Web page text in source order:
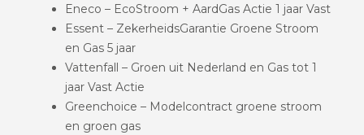
Eneco – EcoStroom + AardGas Actie 1 jaar Vast
Essent – ZekerheidsGarantie Groene Stroom
en Gas 5 jaar
Vattenfall – Groen uit Nederland en Gas tot 1
jaar Vast Actie
Greenchoice – Modelcontract groene stroom
en groen gas